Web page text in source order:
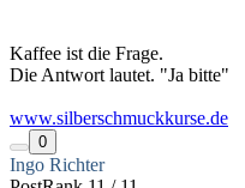
Kaffee ist die Frage.
Die Antwort lautet. "Ja bitte"
www.silberschmuckkurse.de
0
Ingo Richter